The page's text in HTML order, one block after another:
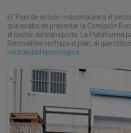
El ‘Plan de acción industrial para el
que acaba de presentar la Comisión
el sector del transporte. La Plataforma
Renovables rechaza el plan, al que
neutralidad tecnológica.